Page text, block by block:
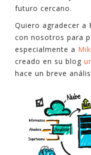
futuro cercano.
Quiero agradecer a
con nosotros para
especialmente a
creado en su blog
hace un breve